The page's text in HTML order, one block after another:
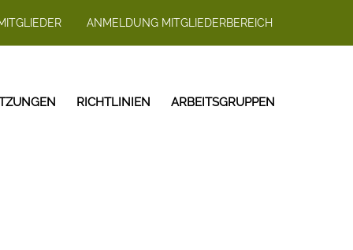
ANMELDUNG MITGLIEDERBEREICH
RICHTLINIEN ARBEITSGRUPPEN